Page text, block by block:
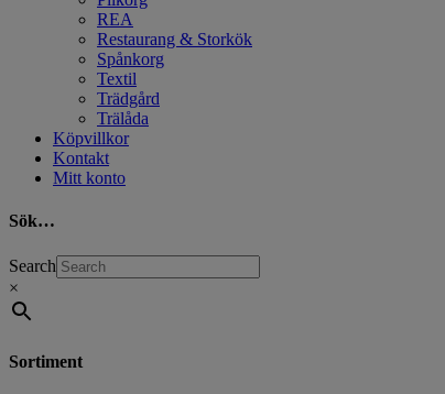
REA
Restaurang & Storkök
Spånkorg
Textil
Trädgård
Trälåda
Köpvillkor
Kontakt
Mitt konto
Sök…
Search
×
Sortiment